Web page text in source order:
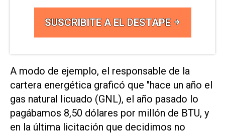
SUSCRIBITE A EL DESTAPE
A modo de ejemplo, el responsable de la
cartera energética graficó que "hace un año el
gas natural licuado (GNL), el año pasado lo
pagábamos 8,50 dólares por millón de BTU, y
en la última licitación que decidimos no